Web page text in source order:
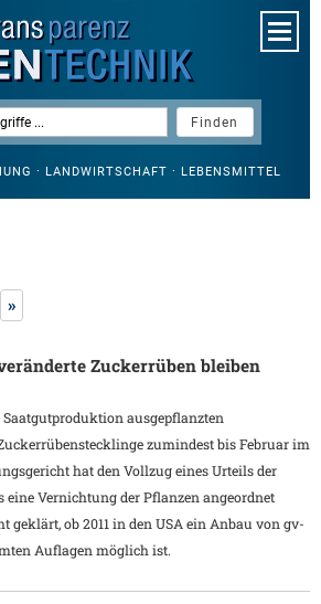
· LANDWIRTSCHAFT · LEBENSMITTEL
»
Zuckerrüben bleiben
ausgepflanzten
zumindest bis Februar im
hat den Vollzug eines Urteils der
eine Vernichtung der Pflanzen angeordnet
geklärt, ob 2011 in den USA ein Anbau von gv-
Auflagen möglich ist.